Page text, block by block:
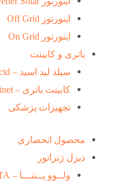
اینورتور Off Grid
اینورتور On Grid
باتری و کابینت
سیلد لید اسید – Sealed Lead Acid
کابینت باتری – Cabinet
تجهیزات پزشکی
محصول انحصاری
دیزل ژنراتور
ولــوو پــنتـــا – VOLVO PENTA